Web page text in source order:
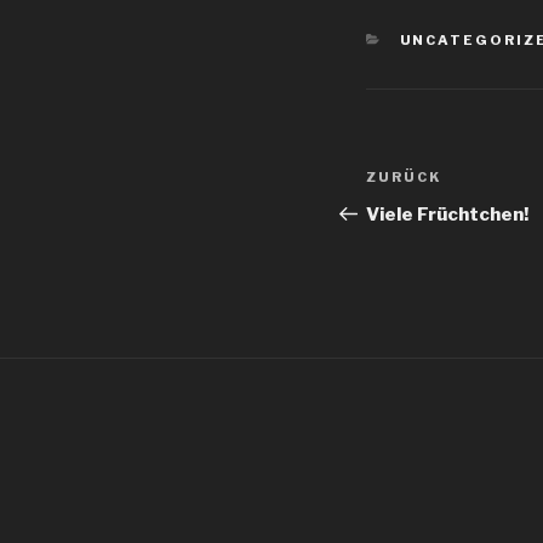
KATEGORIEN
Vorheriger
Beitrag
ZURÜCK
Viele Früchtchen!